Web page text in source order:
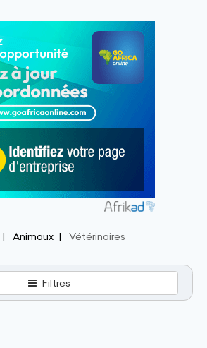
Animaux Vétérinaires
Filtres